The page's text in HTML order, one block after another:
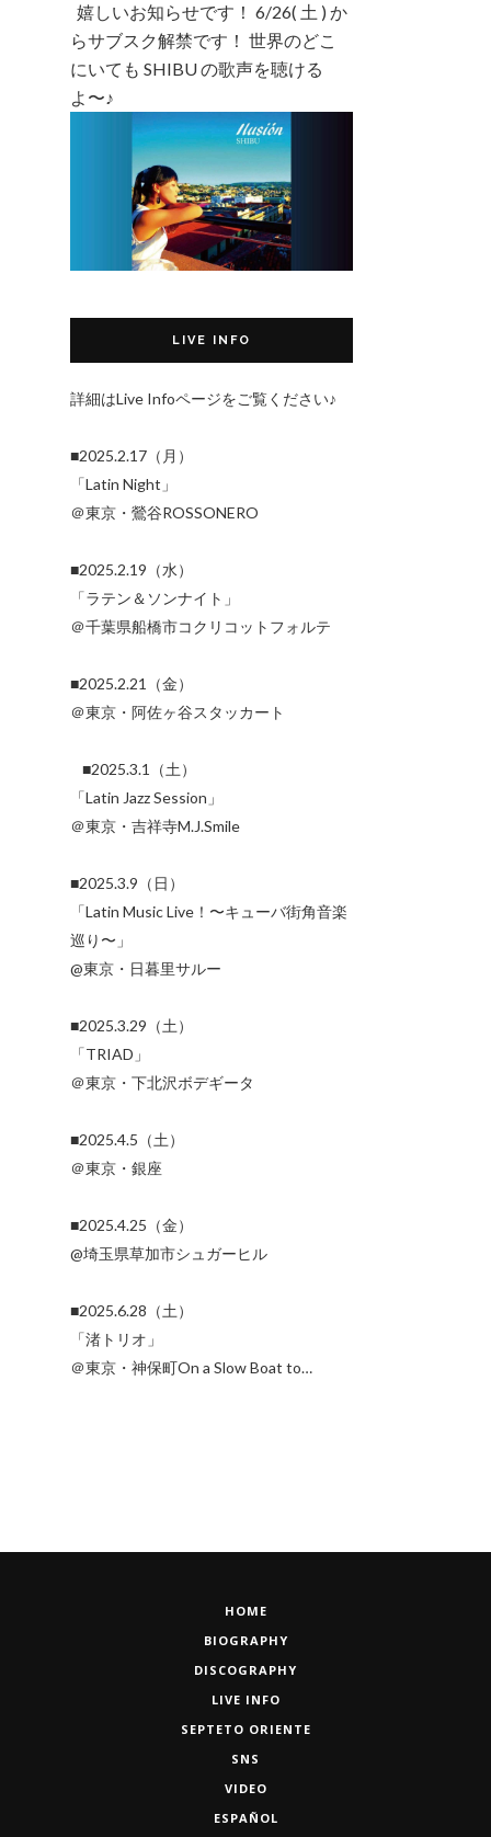
嬉しいお知らせです！ 6/26( 土 ) か
らサブスク解禁です！ 世界のどこ
にいても SHIBU の歌声を聴ける
よ〜♪
LIVE INFO
詳細はLive Infoページをご覧ください♪
■2025.2.17（月）
「Latin Night」
＠東京・鶯谷ROSSONERO
■2025.2.19（水）
「ラテン＆ソンナイト」
＠千葉県船橋市コクリコットフォルテ
■2025.2.21（金）
＠東京・阿佐ヶ谷スタッカート
■2025.3.1（土）
「Latin Jazz Session」
＠東京・吉祥寺M.J.Smile
■2025.3.9（日）
「Latin Music Live！〜キューバ街角音楽
巡り〜」
@東京・日暮里サルー
■2025.3.29（土）
「TRIAD」
＠東京・下北沢ボデギータ
■2025.4.5（土）
＠東京・銀座
■2025.4.25（金）
@埼玉県草加市シュガーヒル
■2025.6.28（土）
「渚トリオ」
＠東京・神保町On a Slow Boat to…
HOME
BIOGRAPHY
DISCOGRAPHY
LIVE INFO
SEPTETO ORIENTE
SNS
VIDEO
ESPAÑOL